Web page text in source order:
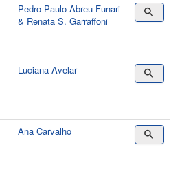
Pedro Paulo Abreu Funari
& Renata S. Garraffoni
Luciana Avelar
Ana Carvalho